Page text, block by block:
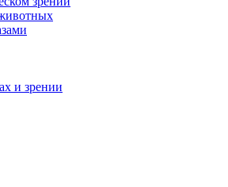
и зрении